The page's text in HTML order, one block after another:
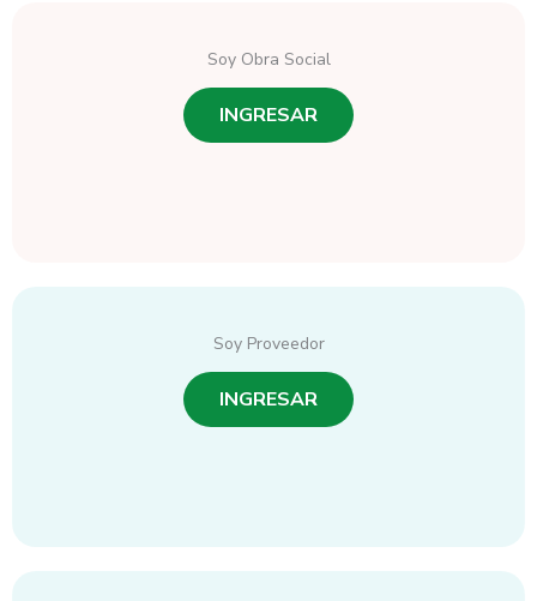
Soy Obra Social
INGRESAR
Soy Proveedor
INGRESAR